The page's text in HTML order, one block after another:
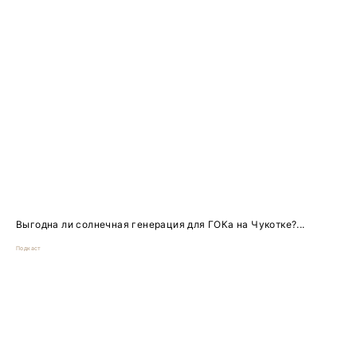
Выгодна ли солнечная генерация для ГОКа на Чукотке?...
Подкаст